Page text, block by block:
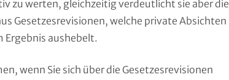
zu werten, gleichzeitig verdeutlicht sie aber die
Gesetzesrevisionen, welche private Absichten
Ergebnis aushebelt.
wenn Sie sich über die Gesetzesrevisionen